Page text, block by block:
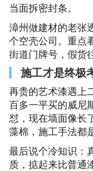
当面拆密封条。
漳州做建材的老张
个空壳公司。重点
街道门牌号，假货
施工才是终极
再贵的艺术漆遇上
百多一平买的威尼
怼，现在墙面像长
藻棉，施工手法都
最后说个冷知识：
质，掂起来比普通